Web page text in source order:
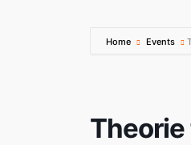
Home Events
Theorie